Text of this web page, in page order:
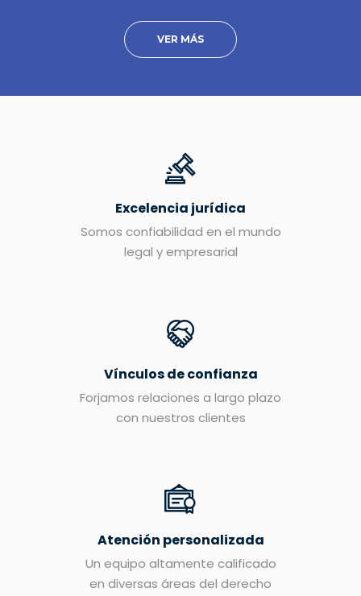
VER MÁS
Excelencia jurídica
Somos confiabilidad en el mundo
legal y empresarial
Vínculos de confianza
Forjamos relaciones a largo plazo
con nuestros clientes
Atención personalizada
Un equipo altamente calificado
en diversas áreas del derecho